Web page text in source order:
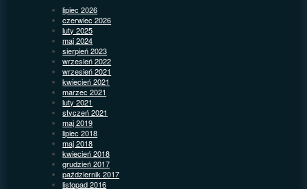
lipiec 2026
czerwiec 2026
luty 2025
maj 2024
sierpień 2023
wrzesień 2022
wrzesień 2021
kwiecień 2021
marzec 2021
luty 2021
styczeń 2021
maj 2019
lipiec 2018
maj 2018
kwiecień 2018
grudzień 2017
październik 2017
listopad 2016